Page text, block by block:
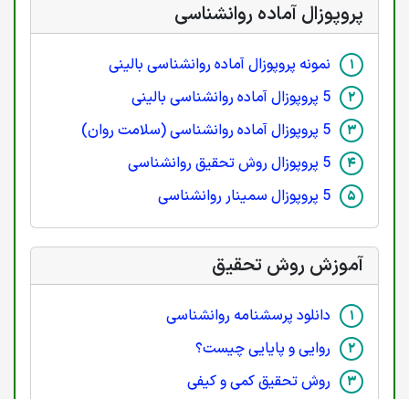
پروپوزال آماده روانشناسی
نمونه پروپوزال آماده روانشناسی بالینی
5 پروپوزال آماده روانشناسی بالینی
5 پروپوزال آماده روانشناسی (سلامت روان)
5 پروپوزال روش تحقیق روانشناسی
5 پروپوزال سمینار روانشناسی
آموزش روش تحقیق
دانلود پرسشنامه روانشناسی
روایی و پایایی چیست؟
روش تحقیق کمی و کیفی